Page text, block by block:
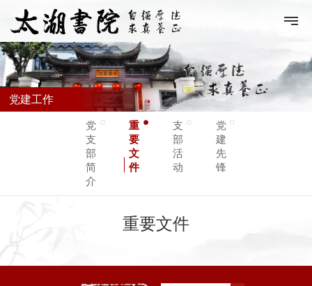
党建工作
党
支
部
简
介
重
要
文
件
支
部
活
动
党
建
先
锋
重要文件